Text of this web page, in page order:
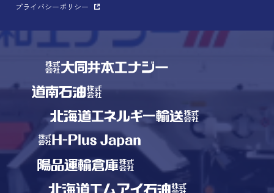
プライバシーポリシー